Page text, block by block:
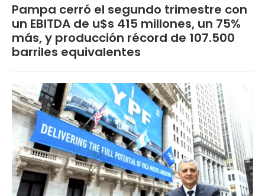
Pampa cerró el segundo trimestre con
un EBITDA de u$s 415 millones, un 75%
más, y producción récord de 107.500
barriles equivalentes